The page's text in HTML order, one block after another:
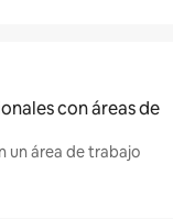
con áreas de
un área de trabajo